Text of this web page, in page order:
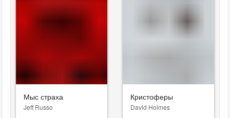
Мыс страха
Jeff Russo
Кристоферы
David Holmes